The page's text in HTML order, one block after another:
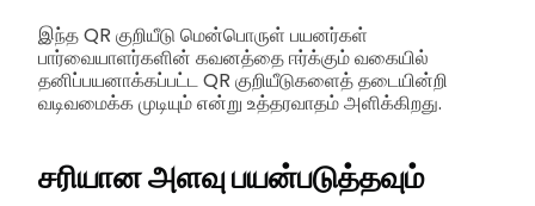
இந்த QR குறியீடு மென்பொருள் பயனர்கள்
பார்வையாளர்களின் கவனத்தை ஈர்க்கும் வகையில்
தனிப்பயனாக்கப்பட்ட QR குறியீடுகளைத் தடையின்றி
வடிவமைக்க முடியும் என்று உத்தரவாதம் அளிக்கிறது.
சரியான அளவு பயன்படுத்தவும்